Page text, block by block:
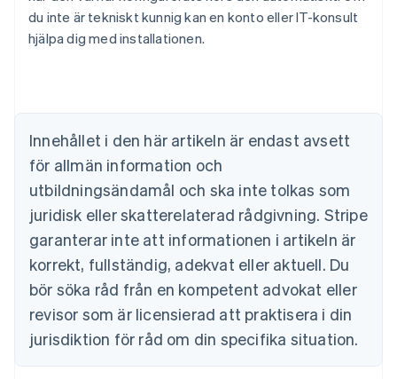
du inte är tekniskt kunnig kan en konto eller IT-konsult
hjälpa dig med installationen.
Innehållet i den här artikeln är endast avsett
för allmän information och
utbildningsändamål och ska inte tolkas som
juridisk eller skatterelaterad rådgivning. Stripe
garanterar inte att informationen i artikeln är
korrekt, fullständig, adekvat eller aktuell. Du
bör söka råd från en kompetent advokat eller
revisor som är licensierad att praktisera i din
jurisdiktion för råd om din specifika situation.
Brasilien
Bulgarien
English
Cypern
English
Danmark
English
English
Fastlandskina
简体中文 English
Finland
EnglishSvenska